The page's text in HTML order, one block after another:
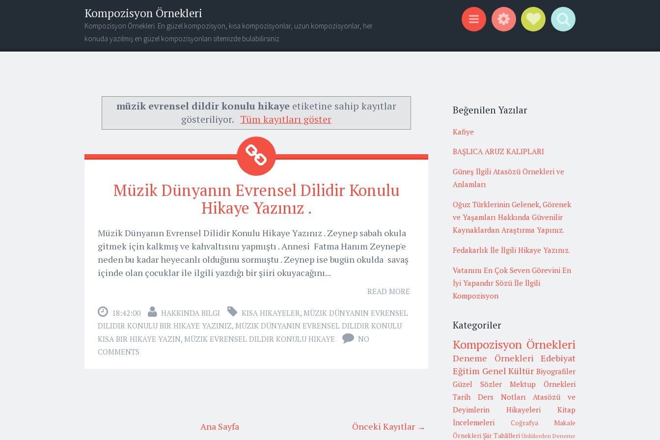
Kompozisyon Örnekleri
Kompozisyon Örnekleri. En güzel kompozisyon, kısa kompozisyonlar, uzun kompozisyonlar, her
konuda yazılmış en güzel kompozisyonları sitemizde bulabilirsiniz.
müzik evrensel dildir konulu hikaye etiketine sahip kayıtlar
gösteriliyor. Tüm kayıtları göster
Müzik Dünyanın Evrensel Dilidir Konulu
Hikaye Yazınız .
Müzik Dünyanın Evrensel Dilidir Konulu Hikaye Yazınız . Zeynep sabah okula
gitmek için kalkmış ve kahvaltısını yapmıştı . Annesi Fatma Hanım Zeynep'e
neden bu kadar heyecanlı olduğunu sormuştu . Zeynep ise bugün okulda savaş
içinde olan çocuklar ile ilgili yazdığı bir şiiri okuyacağını...
READ MORE
18:42:00 HAKKINDA BILGI KISA HIKAYELER, MÜZIK DÜNYANIN EVRENSEL
DILIDIR KONULU BIR HIKAYE YAZINIZ, MÜZIK DÜNYANIN EVRENSEL DILIDIR KONULU
KISA BIR HIKAYE YAZIN, MÜZIK EVRENSEL DILDIR KONULU HIKAYE
NO
COMMENTS
Önceki Kayıtlar →
Ana Sayfa
Beğenilen Yazılar
Kafiye
BAŞLICA ARUZ KALIPLARI
Güneş İlgili Atasözü Örnekleri ve
Anlamları
Oğuz Türklerinin Gelenek, Görenek
ve Yaşamları Hakkında Güvenilir
Kaynaklardan Araştırma Yapınız.
Fedakarlık İle İlgili Hikaye Yazınız.
Vatanını En Çok Seven Görevini En
İyi Yapandır Sözü İle İlgili
Kompozisyon
Kategoriler
Kompozisyon Örnekleri
Deneme Örnekleri
Edebiyat
Eğitim Genel Kültür Biyografiler
Güzel Sözler
Mektup Örnekleri
Tarih
Ders Notları
Atasözü ve
Deyimlerin Hikayeleri
Kitap
İncelemeleri
Coğrafya
Makale
Örnekleri Şiir Tahlilleri Ünlülerden Deneme